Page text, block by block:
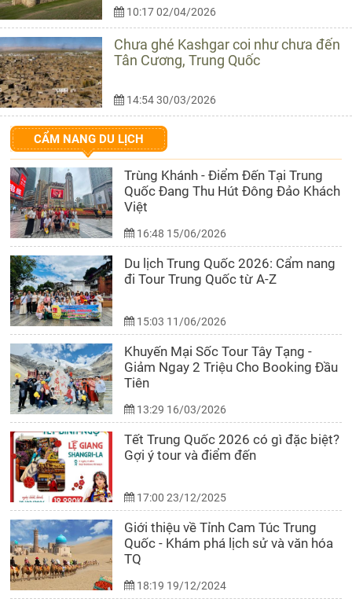
10:17 02/04/2026
Chưa ghé Kashgar coi như chưa đến
Tân Cương, Trung Quốc
14:54 30/03/2026
CẨM NANG DU LỊCH
Trùng Khánh - Điểm Đến Tại Trung
Quốc Đang Thu Hút Đông Đảo Khách
Việt
16:48 15/06/2026
Du lịch Trung Quốc 2026: Cẩm nang
đi Tour Trung Quốc từ A-Z
15:03 11/06/2026
Khuyến Mại Sốc Tour Tây Tạng -
Giảm Ngay 2 Triệu Cho Booking Đầu
Tiên
13:29 16/03/2026
Tết Trung Quốc 2026 có gì đặc biệt?
Gợi ý tour và điểm đến
17:00 23/12/2025
Giới thiệu về Tỉnh Cam Túc Trung
Quốc - Khám phá lịch sử và văn hóa
TQ
18:19 19/12/2024